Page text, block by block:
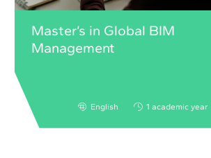
Master’s in Global BIM
Management
English 1 academic year